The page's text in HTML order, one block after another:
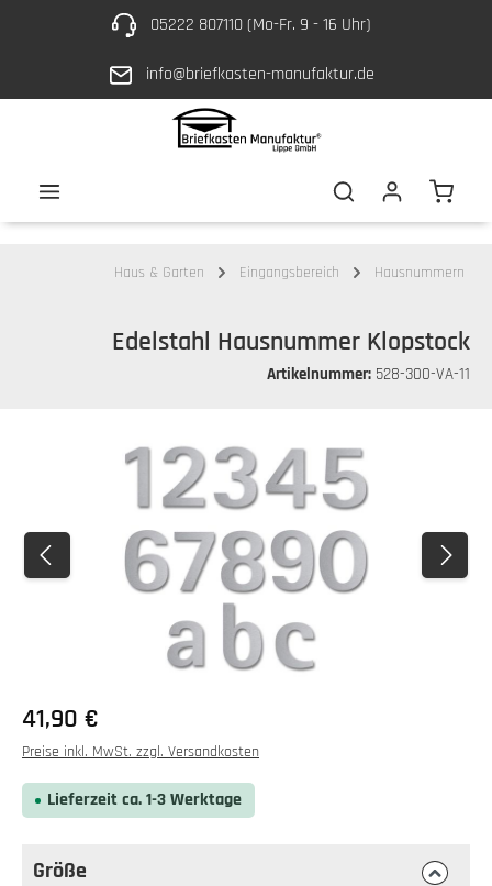
Zum Hauptinhalt springen05222 807110 (Mo-Fr. 9 - 16 Uhr)
info@briefkasten-manufaktur.de
Haus & Garten Eingangsbereich Hausnummern
Edelstahl Hausnummer Klopstock
Artikelnummer: 528-300-VA-11
Bildergalerie überspringen
Regulärer Preis:
41,90 €
Preise inkl. MwSt. zzgl. Versandkosten
Lieferzeit ca. 1-3 Werktage
Größe